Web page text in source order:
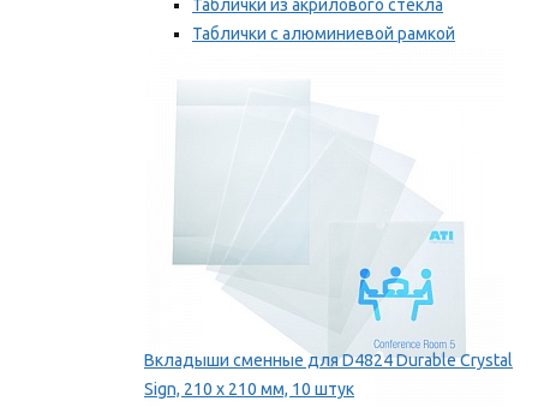
Таблички из акрилового стекла
Таблички с алюминиевой рамкой
Вкладыши сменные для D4824 Durable Crystal
Sign, 210 x 210 мм, 10 штук